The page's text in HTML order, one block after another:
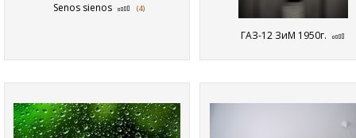
Senos sienos (4)
ГАЗ-12 ЗиМ 1950г.